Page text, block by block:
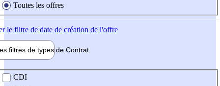
Toutes les offres
le filtre de date de création de l'offre
filtres de types de Contrat
contrat
CDI